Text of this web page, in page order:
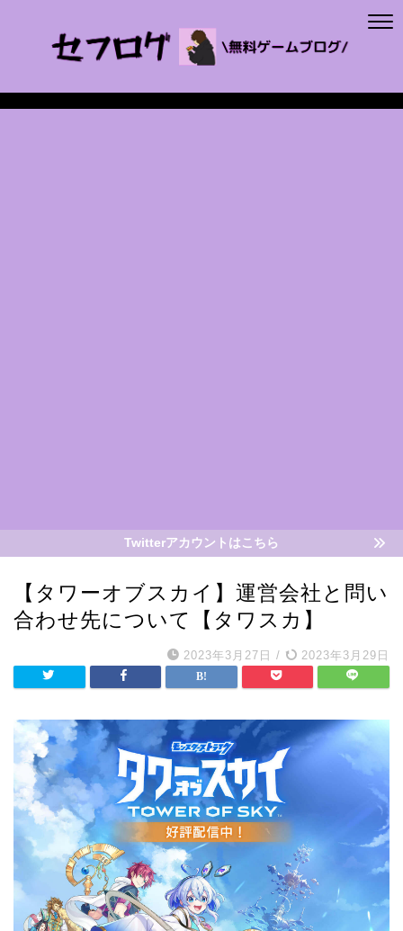
Twitterアカウントはこちら
【タワーオブスカイ】運営会社と問い
合わせ先について【タワスカ】
2023年3月27日 / 2023年3月29日